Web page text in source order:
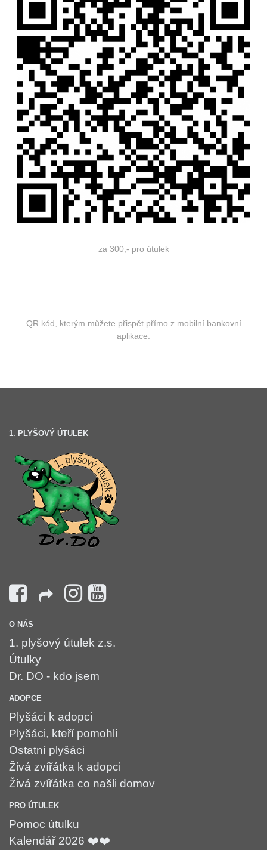
za 300,- pro útulek
QR kód, kterým můžete přispět přímo z mobilní bankovní
aplikace.
1. PLYŠOVÝ ÚTULEK
O NÁS
1. plyšový útulek z.s.
Útulky
Dr. DO - kdo jsem
ADOPCE
Plyšáci k adopci
Plyšáci, kteří pomohli
Ostatní plyšáci
Živá zvířátka k adopci
Živá zvířátka co našli domov
PRO ÚTULEK
Pomoc útulku
Kalendář 2026 ❤️❤️